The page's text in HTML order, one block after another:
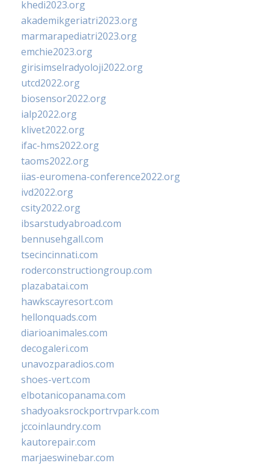
khedi2023.org
akademikgeriatri2023.org
marmarapediatri2023.org
emchie2023.org
girisimselradyoloji2022.org
utcd2022.org
biosensor2022.org
ialp2022.org
klivet2022.org
ifac-hms2022.org
taoms2022.org
iias-euromena-conference2022.org
ivd2022.org
csity2022.org
ibsarstudyabroad.com
bennusehgall.com
tsecincinnati.com
roderconstructiongroup.com
plazabatai.com
hawkscayresort.com
hellonquads.com
diarioanimales.com
decogaleri.com
unavozparadios.com
shoes-vert.com
elbotanicopanama.com
shadyoaksrockportrvpark.com
jccoinlaundry.com
kautorepair.com
marjaeswinebar.com